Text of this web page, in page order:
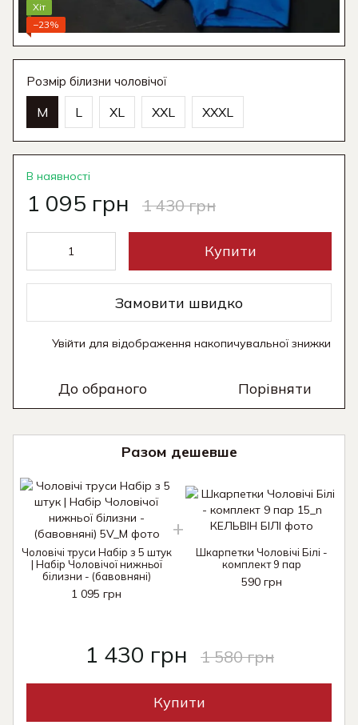
Хіт
−23%
Розмір білизни чоловічої
M L XL XXL XXXL
В наявності
1 095 грн 1 430 грн
Купити
Замовити швидко
Увійти для відображення накопичувальної знижки
До обраного Порівняти
Разом дешевше
Чоловічі труси Набір з 5 штук
| Набір Чоловічої нижньої
білизни - (бавовняні)
1 095 грн
Шкарпетки Чоловічі Білі -
комплект 9 пар
590 грн
1 430 грн 1 580 грн
Купити